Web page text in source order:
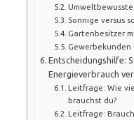
Sonnige versus
Gartenbesitzer
Entscheidungshilfe:
Energieverbrauch
Leitfrage: Wie
brauchst du?
Leitfrage: